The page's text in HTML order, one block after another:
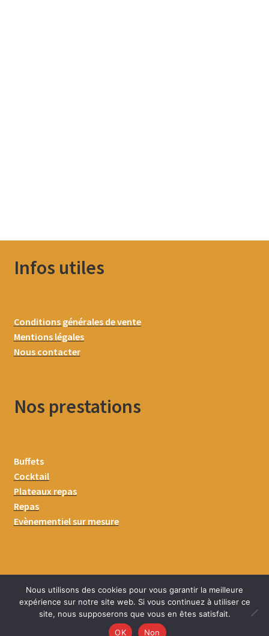
Infos utiles
Conditions générales de vente
Mentions légales
Nous contacter
Nos prestations
Buffets
Cocktail
Plateaux repas
Repas
Evènementiel sur mesure
Nous utilisons des cookies pour vous garantir la meilleure
expérience sur notre site web. Si vous continuez à utiliser ce
site, nous supposerons que vous en êtes satisfait.
OK
Non